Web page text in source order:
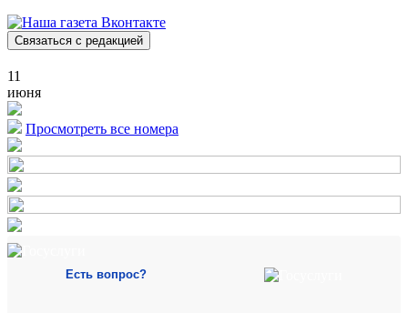
Связаться с редакцией
11
июня
Просмотреть все номера
Есть вопрос?